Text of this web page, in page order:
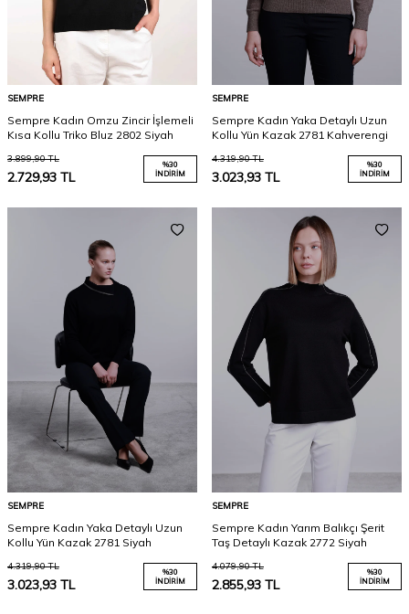
SEMPRE
Sempre Kadın Omzu Zincir İşlemeli
Kısa Kollu Triko Bluz 2802 Siyah
3.899,90TL
2.729,93 TL
%30
İNDIRIM
SEMPRE
Sempre Kadın Yaka Detaylı Uzun
Kollu Yün Kazak 2781 Kahverengi
4.319,90TL
3.023,93 TL
%30
İNDIRIM
SEMPRE
Sempre Kadın Yaka Detaylı Uzun
Kollu Yün Kazak 2781 Siyah
4.319,90TL
3.023,93 TL
%30
İNDIRIM
SEMPRE
Sempre Kadın Yarım Balıkçı Şerit
Taş Detaylı Kazak 2772 Siyah
4.079,90TL
2.855,93 TL
%30
İNDIRIM